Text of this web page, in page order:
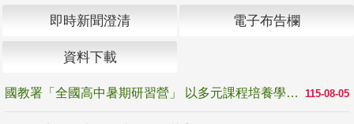
即時新聞澄清 電子布告欄
資料下載
115-08-05
國教署「全國高中暑期研習營」 以多元課程培養學生瞭解誠信專業與倫理價值